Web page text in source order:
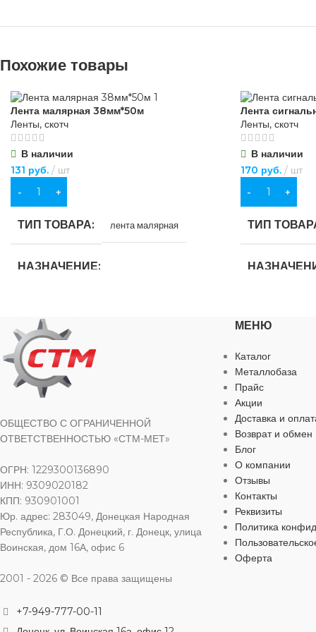
Похожие товары
Лента малярная 38мм*50м
Ленты, скотч
В наличии
131 руб. шт
В КОРЗИНУ
ТИП ТОВАРА лента малярная
НАЗНАЧЕНИЕ
ЦВЕТ белый
ДЛИНА
ШИРИНА 38 мм
Лента
Ленты, скотч
В наличии
170 руб. шт
В КОРЗИНУ
ТИП
ШИРИНА
ОБЩЕСТВО С ОГРАНИЧЕННОЙ
ОТВЕТСТВЕННОСТЬЮ «СТМ-МЕТ»
ОГРН: 1229300136890
ИНН: 9309020182
КПП: 930901001
Юр. адрес: 283049, Донецкая Народная
Республика, Г.О. Донецкий, г. Донецк, улица
Воинская, дом 16А, офис 6
2001 - 2026 © Все права защищены
+7-949-777-00-11
МЕНЮ
Каталог
Металлобаза
Прайс
Акции
Доставка и
Возврат и обмен
Блог
О компании
Отзывы
Контакты
Реквизиты
Политика
Оферта